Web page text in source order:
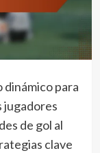
para
jugadores
de gol al
clave